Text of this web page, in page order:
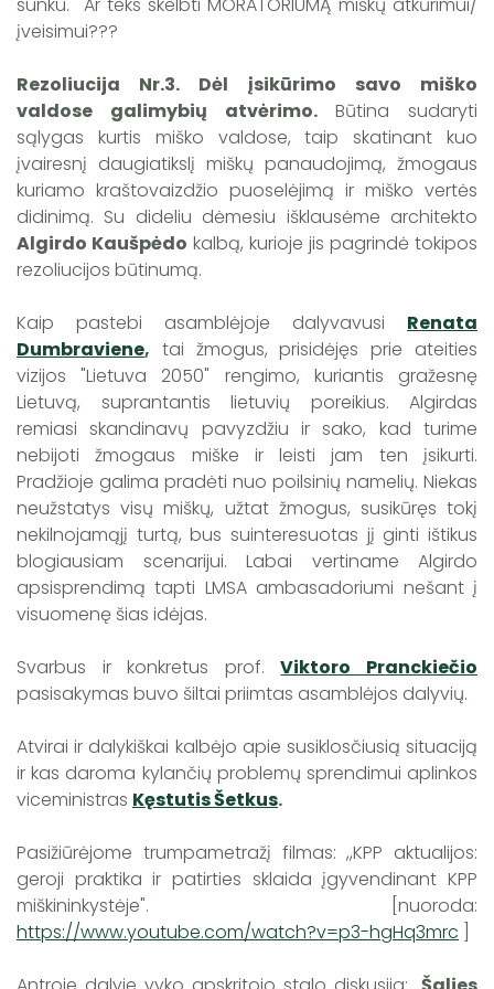
įveisimui???
Rezoliucija Nr.3. Dėl įsikūrimo savo miško
valdose galimybių atvėrimo. Būtina sudaryti
sąlygas kurtis miško valdose, taip skatinant kuo
įvairesnį daugiatikslį miškų panaudojimą, žmogaus
kuriamo kraštovaizdžio puoselėjimą ir miško vertės
didinimą. Su dideliu dėmesiu išklausėme architekto
Algirdo Kaušpėdo kalbą, kurioje jis pagrindė tokipos
rezoliucijos būtinumą.
Kaip pastebi asamblėjoje dalyvavusi Renata
Dumbraviene, tai žmogus, prisidėjęs prie ateities
vizijos "Lietuva 2050" rengimo, kuriantis gražesnę
Lietuvą, suprantantis lietuvių poreikius. Algirdas
remiasi skandinavų pavyzdžiu ir sako, kad turime
nebijoti žmogaus miške ir leisti jam ten įsikurti.
Pradžioje galima pradėti nuo poilsinių namelių. Niekas
neužstatys visų miškų, užtat žmogus, susikūręs tokį
nekilnojamąjį turtą, bus suinteresuotas jį ginti ištikus
blogiausiam scenarijui. Labai vertiname Algirdo
apsisprendimą tapti LMSA ambasadoriumi nešant į
visuomenę šias idėjas.
Svarbus ir konkretus prof.Viktoro Pranckiečio
pasisakymas buvo šiltai priimtas asamblėjos dalyvių.
Atvirai ir dalykiškai kalbėjo apie susiklosčiusią situaciją
ir kas daroma kylančių problemų sprendimui aplinkos
viceministras Kęstutis Šetkus.
Pasižiūrėjome trumpametražį filmas: ,,KPP aktualijos:
geroji praktika ir patirties sklaida įgyvendinant KPP
miškininkystėje". [nuoroda:
https://www.youtube.com/watch?v=p3-hgHq3mrc